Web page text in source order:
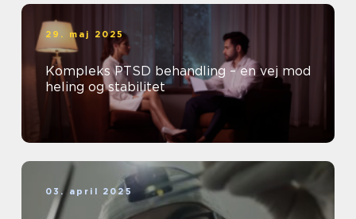
29. maj 2025
Kompleks PTSD behandling – en vej mod
heling og stabilitet
03. april 2025